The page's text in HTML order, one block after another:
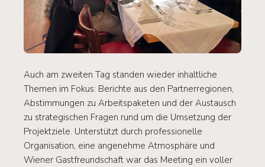
Auch am zweiten Tag standen wieder inhaltliche
Themen im Fokus: Berichte aus den Partnerregionen,
Abstimmungen zu Arbeitspaketen und der Austausch
zu strategischen Fragen rund um die Umsetzung der
Projektziele. Unterstützt durch professionelle
Organisation, eine angenehme Atmosphäre und
Wiener Gastfreundschaft war das Meeting ein voller